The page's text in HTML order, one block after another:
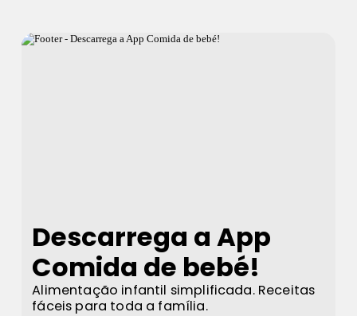
Descarrega a App
Comida de bebé!
Alimentação infantil simplificada. Receitas
fáceis para toda a família.